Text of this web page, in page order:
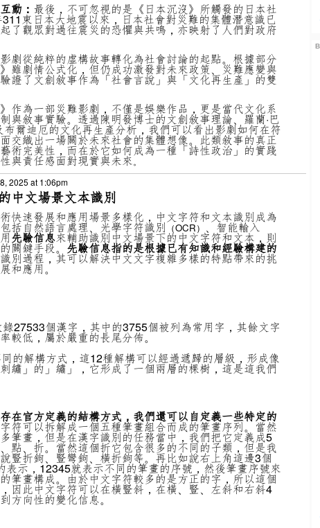
動： 最後，不可忽視的是《日本沉沒》所觸發的日本社
東日本大地震以來，日本社會對災難的集體潛意識已
了觀眾對過往震災的恐懼與共鳴，亦映射了人們對政府
劇從純粹的虛構故事轉化為社會討論的起點。根據部分
雖劇情公式化，但仍成功激發對未來政策、災難應變與
證了文創敘事作為「社會言說」與「文化再生產」的雙
作為一部災難影劇，不僅是娛樂作品，更是當代文化系
與敘事實驗。透過陳明發博士的文創敘事理論、羅蘭·巴
布爾迪厄的文化再生產分析，我們可以看出影劇如何在符
交織出一場關於未來社會的集體想像。此類敘事的真正
術完美性，而在於它如何成為一種「詩性政治」的實踐
與責任感面對現實與未來。
2025 at 1:06pm
中文場景文本識別
快速發展和應用場景多樣化，中文字符和文本識別成為
括自然語言處理、光學字符識別 （OCR） 、智能輸入
先驗信息來輔助識別中文場景下的中文字符和文本，則
關鍵手段。 先驗信息指的是根據已有知識和經驗構建的
識別過程，其可以解決中文文字複雜多樣的特點帶來的挑
和應用。
27533個漢字，其中的3755個被列為常用字，其餘文字
較低，屬於嚴重的長尾分佈。
的解構方式，這12種解構可以經過遞歸的層級，形成像
繡」的」繡」，它形成了一個兩層的棵樹，這是這我們
在官方定義的結構方式，我們還可以自定義一些特定的
符可以拆解成一個五種筆畫組合而成的筆畫序列。當然
筆畫，但是在漢字識別的任務當中，我們把它定義成5
點、折。當然這個折它包含很多的不同的子類，但是我
豎折鉤、豎彎鉤、橫折鉤等。再比如說右上角這邊3個
表示，12345就表示不同的筆畫的序號，然後筆畫序號來
筆畫構成。由於中文字符較多的是方正的字，所以這個
因此中文字符可以在橫豎斜，在橫、豎、左斜和右斜4
方向性的變化信息。